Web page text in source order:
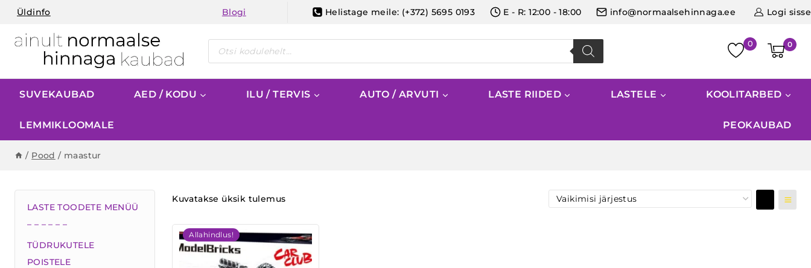
Skip
content
Üldinfo Blogi Helistage meile: (+372) 5695 0193 E - R: 12:00 - 18:00 info@normaalsehinnaga.ee Logi sisse
Products
search
0
SUVEKAUBAD AED / KODU ILU / TERVIS AUTO / ARVUTI LASTE RIIDED LASTELE KOOLITARBED
LEMMIKLOOMALE PEOKAUBAD
/ Pood / maastur
Kuvatakse üksik tulemus
Allahindlus!
LASTE TOODETE MENÜÜ
– – – – – –
TÜDRUKUTELE
POISTELE